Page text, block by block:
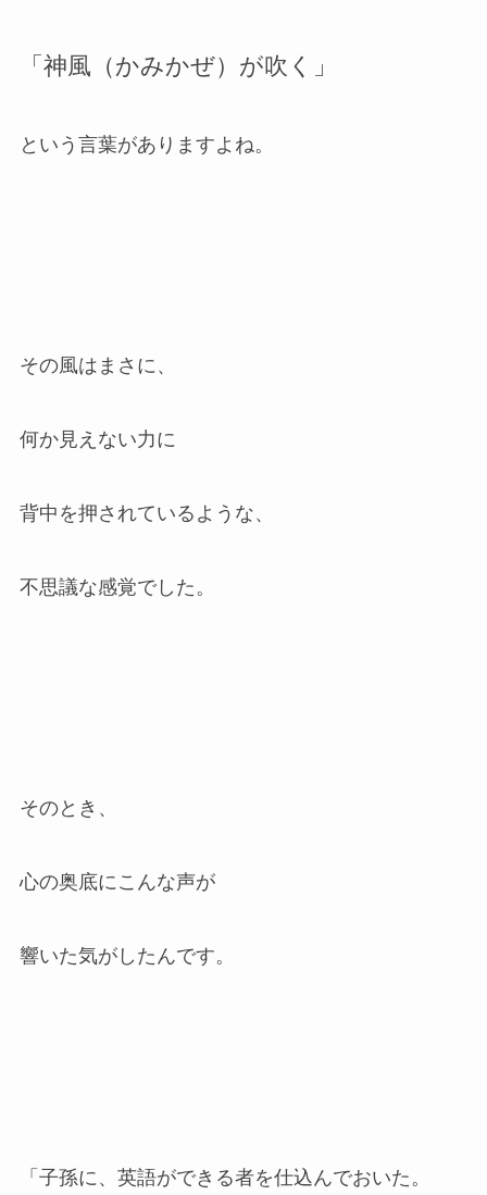
「神風（かみかぜ）が吹く」
という言葉がありますよね。
その風はまさに、
何か見えない力に
背中を押されているような、
不思議な感覚でした。
そのとき、
心の奥底にこんな声が
響いた気がしたんです。
「子孫に、英語ができる者を仕込んでおいた。